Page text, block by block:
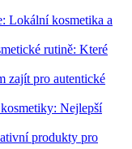
Lokální kosmetika a
rutině: ‍Které
zajít pro autentické
Nejlepší
produkty pro